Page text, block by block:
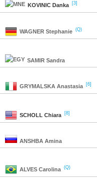
KOVINIC Danka [3]
WAGNER Stephanie (Q)
SAMIR Sandra
GRYMALSKA Anastasia [6]
SCHOLL Chiara [8]
ANSHBA Amina
ALVES Carolina (Q)